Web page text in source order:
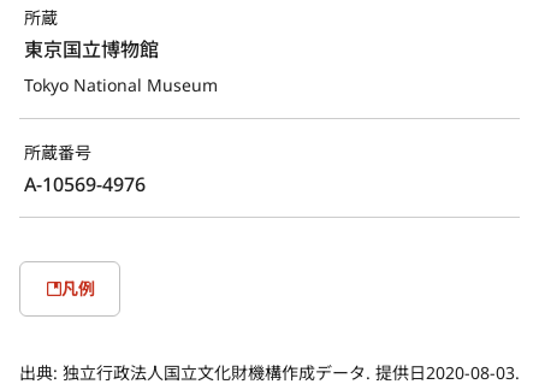
所蔵
東京国立博物館
Tokyo National Museum
所蔵番号
A-10569-4976
凡例
出典: 独立行政法人国立文化財機構作成データ. 提供日2020-08-03.